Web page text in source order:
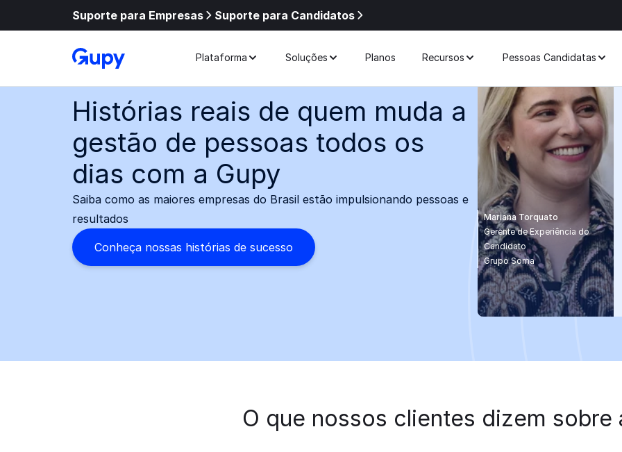
Suporte para Empresas Suporte para Candidatos
Plataforma Soluções Planos Recursos Pessoas Candidatas
Histórias reais de quem muda a
gestão de pessoas todos os
dias com a Gupy
Saiba como as maiores empresas do Brasil estão impulsionando pessoas e
resultados
Conheça nossas histórias de sucesso
Mariana Torquato
Gerente de Experiência do
Candidato
Grupo Soma
O que nossos clientes dizem sobre